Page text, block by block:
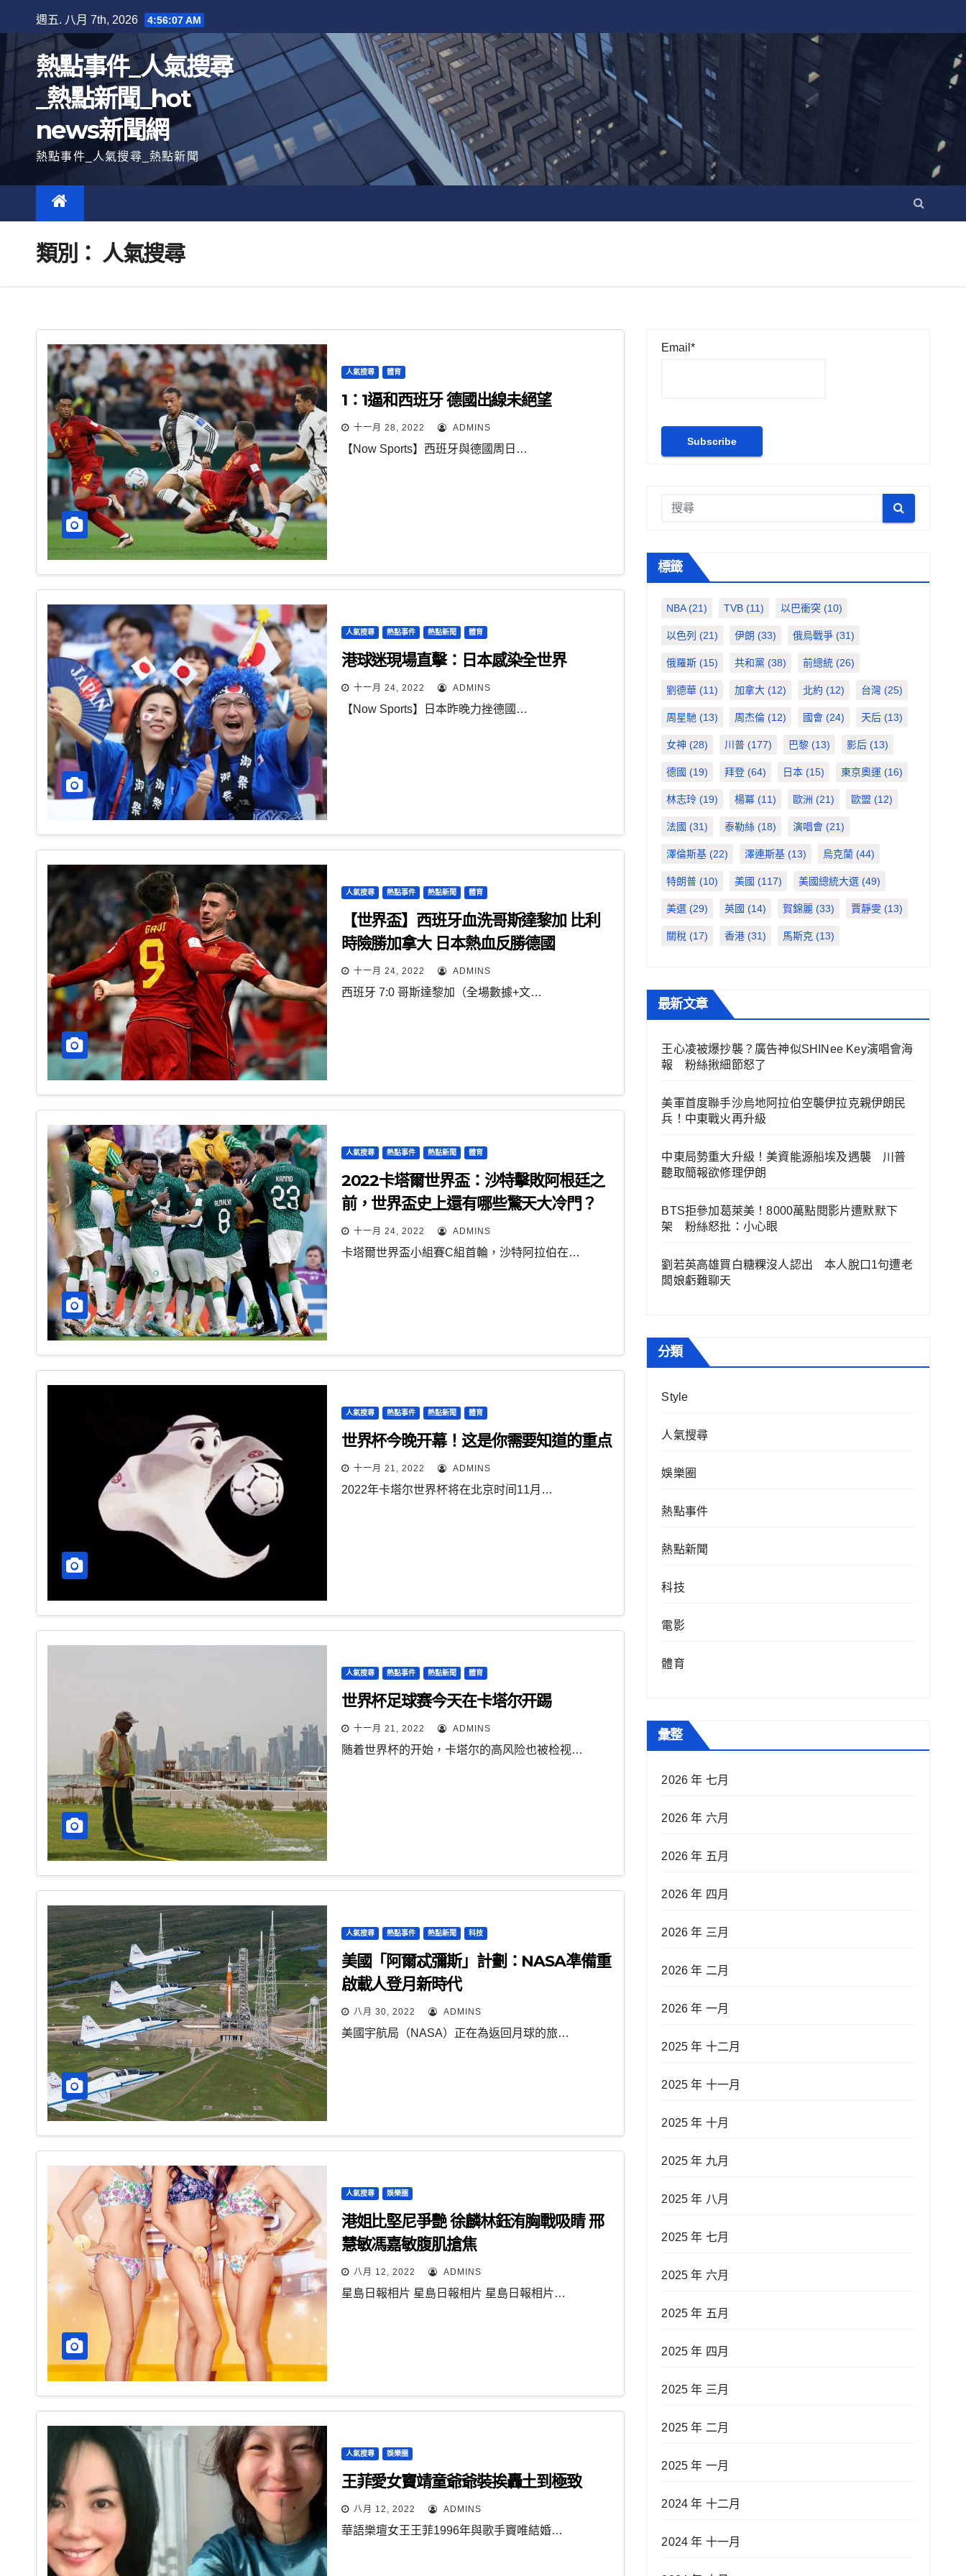
至
內
週五. 八月 7th, 2026 4:56:08 AM
熱點事件_人氣搜尋
_熱點新聞_hot
news新聞網
熱點事件_人氣搜尋_熱點新聞
類別： 人氣搜尋
人氣搜尋 體育
1：1逼和西班牙 德國出線未絕望
十一月 28, 2022 ADMINS
【Now Sports】西班牙與德國周日…
人氣搜尋 熱點事件 熱點新聞 體育
港球迷現場直擊：日本感染全世界
十一月 24, 2022 ADMINS
【Now Sports】日本昨晚力挫德國…
人氣搜尋 熱點事件 熱點新聞 體育
【世界盃】西班牙血洗哥斯達黎加 比利
時險勝加拿大 日本熱血反勝德國
十一月 24, 2022 ADMINS
西班牙 7:0 哥斯達黎加（全場數據+文…
人氣搜尋 熱點事件 熱點新聞 體育
2022卡塔爾世界盃：沙特擊敗阿根廷之
前，世界盃史上還有哪些驚天大冷門？
十一月 24, 2022 ADMINS
卡塔爾世界盃小組賽C組首輪，沙特阿拉伯在…
人氣搜尋 熱點事件 熱點新聞 體育
世界杯今晚开幕！这是你需要知道的重点
十一月 21, 2022 ADMINS
2022年卡塔尔世界杯将在北京时间11月…
人氣搜尋 熱點事件 熱點新聞 體育
世界杯足球赛今天在卡塔尔开踢
十一月 21, 2022 ADMINS
随着世界杯的开始，卡塔尔的高风险也被检视…
人氣搜尋 熱點事件 熱點新聞 科技
美國「阿爾忒彌斯」計劃：NASA凖備重
啟載人登月新時代
八月 30, 2022 ADMINS
美國宇航局（NASA）正在為返回月球的旅…
人氣搜尋 娛樂圈
港姐比堅尼爭艷 徐麟林鈺洧胸戰吸睛 邢
慧敏馮嘉敏腹肌搶焦
八月 12, 2022 ADMINS
星島日報相片 星島日報相片 星島日報相片…
人氣搜尋 娛樂圈
王菲愛女竇靖童爺爺裝挨轟土到極致
八月 12, 2022 ADMINS
華語樂壇女王王菲1996年與歌手竇唯結婚…
Email*
標籤
NBA(21) TVB (11) 以巴衝突 (10)
以色列 (21) 伊朗 (33) 俄烏戰爭 (31)
俄羅斯 (15) 共和黨 (38) 前總統 (26)
劉德華 (11) 加拿大 (12) 北約 (12) 台灣 (25)
周星馳 (13) 周杰倫 (12) 國會 (24) 天后 (13)
女神 (28) 川普 (177) 巴黎 (13) 影后 (13)
德國 (19) 拜登 (64) 日本 (15) 東京奧運 (16)
林志玲 (19) 楊冪 (11) 歐洲 (21) 歐盟 (12)
法國 (31) 泰勒絲 (18) 演唱會 (21)
澤倫斯基 (22) 澤連斯基 (13) 烏克蘭 (44)
特朗普 (10) 美國 (117) 美國總統大選 (49)
美選 (29) 英國 (14) 賀錦麗 (33) 賈靜雯 (13)
關稅 (17) 香港 (31) 馬斯克 (13)
最新文章
王心凌被爆抄襲？廣告神似SHINee Key演唱會海
報 粉絲揪細節怒了
美軍首度聯手沙烏地阿拉伯空襲伊拉克親伊朗民
兵！中東戰火再升級
中東局勢重大升級！美資能源船埃及遇襲 川普
聽取簡報欲修理伊朗
BTS拒參加葛萊美！8000萬點閱影片遭默默下
架 粉絲怒批：小心眼
劉若英高雄買白糖粿沒人認出 本人脫口1句遭老
闆娘虧難聊天
分類
Style
人氣搜尋
娛樂圈
熱點事件
熱點新聞
科技
電影
體育
彙整
2026 年 七月
2026 年 六月
2026 年 五月
2026 年 四月
2026 年 三月
2026 年 二月
2026 年 一月
2025 年 十二月
2025 年 十一月
2025 年 十月
2025 年 九月
2025 年 八月
2025 年 七月
2025 年 六月
2025 年 五月
2025 年 四月
2025 年 三月
2025 年 二月
2025 年 一月
2024 年 十二月
2024 年 十一月